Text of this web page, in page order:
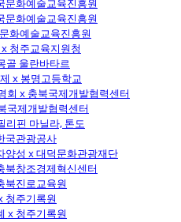
문화예술교육진흥원
문화예술교육진흥원
화예술교육진흥원
청주교육지원청
골 울란바타르
x 봉명고등학교
회 x 충북국제개발협력센터
국제개발협력센터
리핀 마닐라, 톤도
국관광공사
양성 x 대덕문화관광재단
북창조경제혁신센터
북진로교육원
청주기록원
x 청주기록원